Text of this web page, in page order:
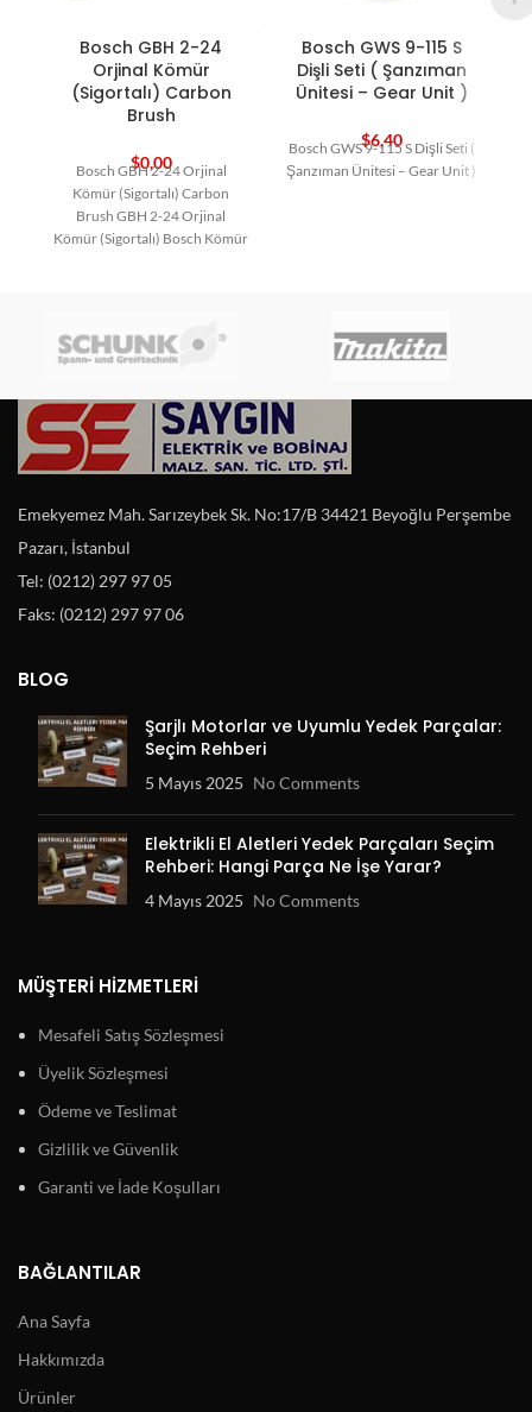
Bosch GBH 2-24
Orjinal Kömür
(Sigortalı) Carbon
Brush
$0,00
Bosch GBH 2-24 Orjinal
Kömür (Sigortalı) Carbon
Brush GBH 2-24 Orjinal
Kömür (Sigortalı) Bosch Kömür
Bosch GWS 9-115 S
Dişli Seti ( Şanzıman
Ünitesi – Gear Unit )
$6,40
Bosch GWS 9-115 S Dişli Seti (
Şanzıman Ünitesi – Gear Unit )
Emekyemez Mah. Sarızeybek Sk. No:17/B 34421 Beyoğlu Perşembe
Pazarı, İstanbul
Tel: (0212) 297 97 05
Faks: (0212) 297 97 06
BLOG
Şarjlı Motorlar ve Uyumlu Yedek Parçalar:
Seçim Rehberi
5 Mayıs 2025 No Comments
Elektrikli El Aletleri Yedek Parçaları Seçim
Rehberi: Hangi Parça Ne İşe Yarar?
4 Mayıs 2025 No Comments
MÜŞTERI HIZMETLERI
Mesafeli Satış Sözleşmesi
Üyelik Sözleşmesi
Ödeme ve Teslimat
Gizlilik ve Güvenlik
Garanti ve İade Koşulları
BAĞLANTILAR
Ana Sayfa
Hakkımızda
Ürünler